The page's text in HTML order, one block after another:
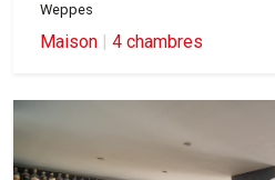
Weppes
Maison | 4 chambres